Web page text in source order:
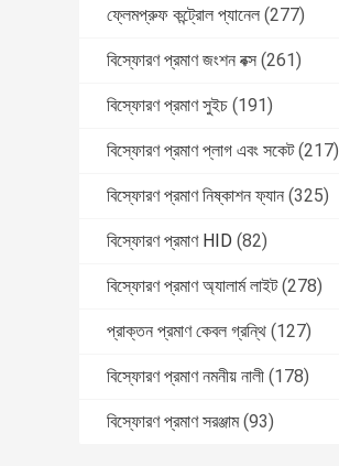
ফ্লেমপ্রুফ কন্ট্রোল প্যানেল (277)
বিস্ফোরণ প্রমাণ জংশন বক্স (261)
বিস্ফোরণ প্রমাণ সুইচ (191)
বিস্ফোরণ প্রমাণ প্লাগ এবং সকেট (217)
বিস্ফোরণ প্রমাণ নিষ্কাশন ফ্যান (325)
বিস্ফোরণ প্রমাণ HID (82)
বিস্ফোরণ প্রমাণ অ্যালার্ম লাইট (278)
প্রাক্তন প্রমাণ কেবল গ্রন্থি (127)
বিস্ফোরণ প্রমাণ নমনীয় নালী (178)
বিস্ফোরণ প্রমাণ সরঞ্জাম (93)